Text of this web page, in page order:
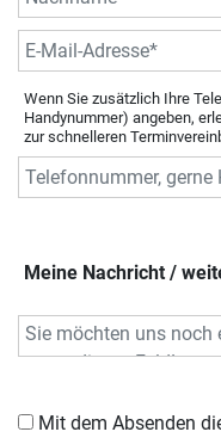
Wenn Sie zusätzlich Ihre
Handynummer) angeben,
zur schnelleren
Meine Nachricht /